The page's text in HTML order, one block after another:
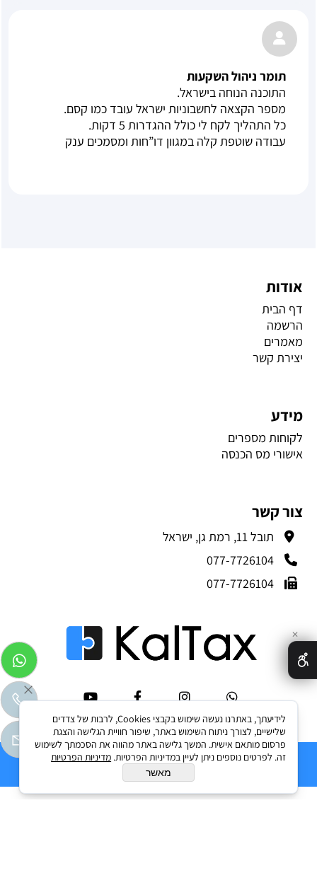
תומר ניהול השקעות
התוכנה הנוחה בישראל.
מספר הקצאה לחשבוניות ישראל עובד כמו קסם.
כל התהליך לקח לי כולל ההגדרות 5 דקות.
עבודה שוטפת קלה במגוון דו”חות ומסמכים ענק
אודות
דף הבית
הרשמה
מאמרים
יצירת קשר
מידע
לקוחות מספרים
אישורי מס הכנסה
צור קשר
תובל 11, רמת גן, ישראל
077-7726104
077-7726104
Kaltax.co.il © 2025 All Rights Reserved
✕
לידיעתך, באתרנו נעשה שימוש בקבצי Cookies, לרבות של צדדים
שלישיים, לצורך ניתוח השימוש באתר, שיפור חוויית הגלישה והצגת
פרסום מותאם אישית. המשך גלישה באתר מהווה את הסכמתך לשימוש
זה. לפרטים נוספים ניתן לעיין במדיניות הפרטיות. מדיניות הפרטיות
מאשר